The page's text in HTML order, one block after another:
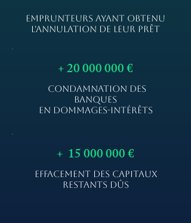
EMPRUNTEURS AYANT OBTENU
L'ANNULATION DE LEUR PRÊT
+20 000 000€
CONDAMNATION DES
BANQUES
EN DOMMAGES-INTÉRÊTS
+ 15 000 000€
EFFACEMENT DES CAPITAUX
RESTANTS DÛS